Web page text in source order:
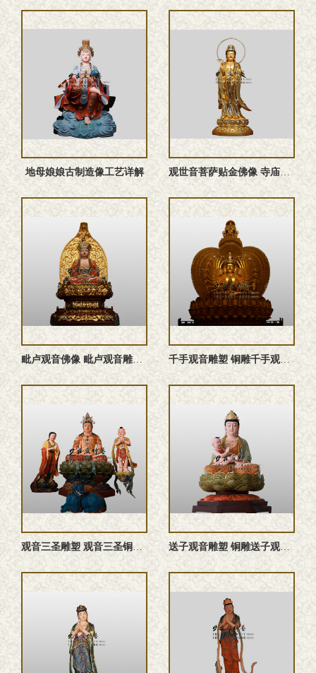
地母娘娘古制造像工艺详解 观世音菩萨贴金佛像 寺庙大型殿堂造像厂家可定做
‌毗卢观音佛像 ‌毗卢观音雕塑 ‌毗卢观音塑像 铜雕‌毗卢观 ... 千手观音雕塑 铜雕千手观音佛像 千手观音佛像 千手观音塑像
观音三圣雕塑 观音三圣铜佛像 铜雕观音三圣 观音三圣佛像 ... 送子观音雕塑 铜雕送子观音佛像 送子观音塑像